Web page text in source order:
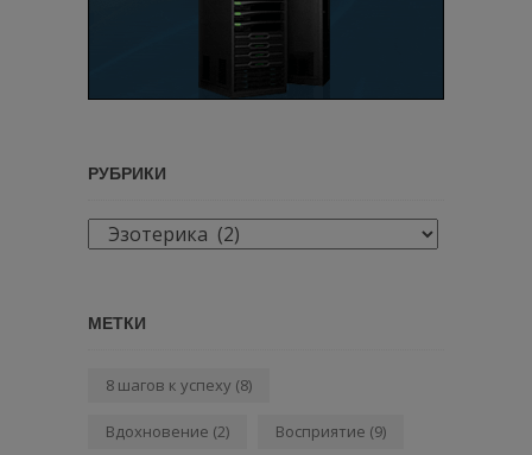
РУБРИКИ
Рубрики
МЕТКИ
8 шагов к успеху (8)
Вдохновение (2) Восприятие (9)